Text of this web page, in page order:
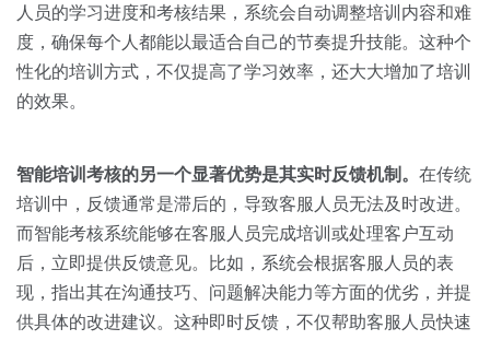
人员的学习进度和考核结果，系统会自动调整培训内容和难
度，确保每个人都能以最适合自己的节奏提升技能。这种个
性化的培训方式，不仅提高了学习效率，还大大增加了培训
的效果。
智能培训考核的另一个显著优势是其实时反馈机制。 在传统
培训中，反馈通常是滞后的，导致客服人员无法及时改进。
而智能考核系统能够在客服人员完成培训或处理客户互动
后，立即提供反馈意见。比如，系统会根据客服人员的表
现，指出其在沟通技巧、问题解决能力等方面的优劣，并提
供具体的改进建议。这种即时反馈，不仅帮助客服人员快速